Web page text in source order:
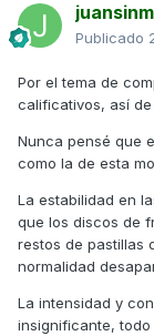
Publicado
Por el tema de
calificativos, así
Nunca pensé que
como la de esta
La estabilidad en
que los discos de
restos de pastillas
normalidad
La intensidad y
insignificante,